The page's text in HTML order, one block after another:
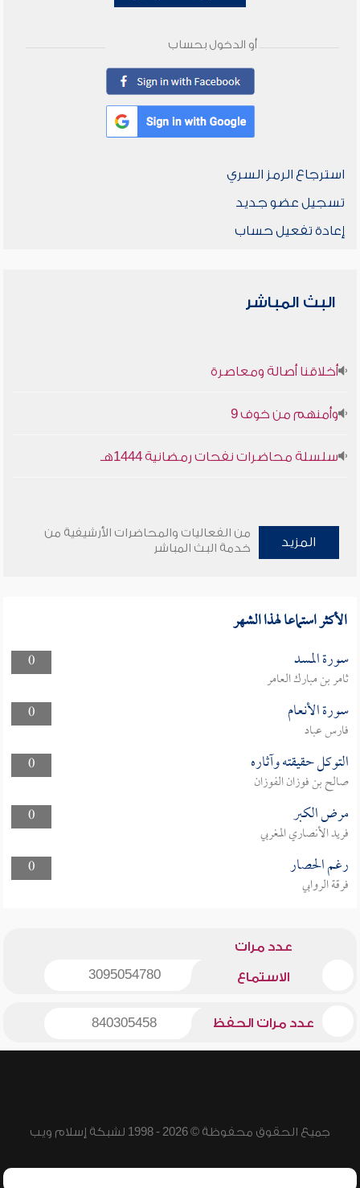
أو الدخول بحساب
استرجاع الرمز السري
تسجيل عضو جديد
إعادة تفعيل حساب
البث المباشر
أخلاقنا أصالة ومعاصرة
وأمنهم من خوف 9
سلسلة محاضرات نفحات رمضانية 1444هـ
المزيد
من الفعاليات والمحاضرات الأرشيفية من
خدمة البث المباشر
الأكثر استماعا لهذا الشهر
0 سورة المسد
ثامر بن مبارك العامر
0
سورة الأنعام
فارس عباد
0
التوكل حقيقته وآثاره
صالح بن فوزان الفوزان
0
مرض الكبر
فريد الأنصاري المغربي
0
رغم الحصار
فرقة الروابي
عدد مرات
الاستماع 3095054780
عدد مرات الحفظ 840305458
جميع الحقوق محفوظة © 2026 - 1998 لشبكة إسلام ويب